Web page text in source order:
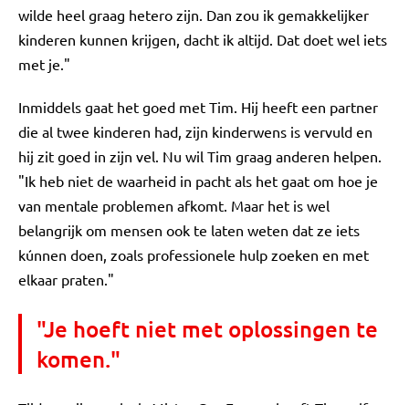
wilde heel graag hetero zijn. Dan zou ik gemakkelijker
kinderen kunnen krijgen, dacht ik altijd. Dat doet wel iets
met je."
Inmiddels gaat het goed met Tim. Hij heeft een partner
die al twee kinderen had, zijn kinderwens is vervuld en
hij zit goed in zijn vel. Nu wil Tim graag anderen helpen.
"Ik heb niet de waarheid in pacht als het gaat om hoe je
van mentale problemen afkomt. Maar het is wel
belangrijk om mensen ook te laten weten dat ze iets
kúnnen doen, zoals professionele hulp zoeken en met
elkaar praten."
"Je hoeft niet met oplossingen te
komen."